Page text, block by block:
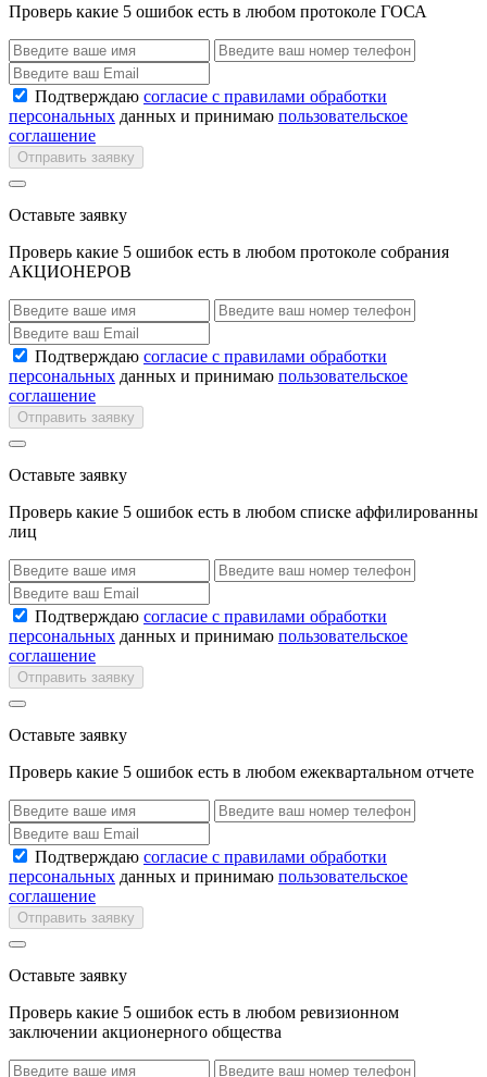
Проверь какие 5 ошибок есть в любом протоколе ГОСА
Подтверждаю согласие с правилами обработки
персональных данных и принимаю пользовательское
соглашение
Отправить заявку
Оставьте заявку
Проверь какие 5 ошибок есть в любом протоколе собрания
АКЦИОНЕРОВ
Подтверждаю согласие с правилами обработки
персональных данных и принимаю пользовательское
соглашение
Отправить заявку
Оставьте заявку
Проверь какие 5 ошибок есть в любом списке аффилированны
лиц
Подтверждаю согласие с правилами обработки
персональных данных и принимаю пользовательское
соглашение
Отправить заявку
Оставьте заявку
Проверь какие 5 ошибок есть в любом ежеквартальном отчете
Подтверждаю согласие с правилами обработки
персональных данных и принимаю пользовательское
соглашение
Отправить заявку
Оставьте заявку
Проверь какие 5 ошибок есть в любом ревизионном
заключении акционерного общества